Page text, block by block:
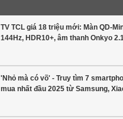
TV TCL giá 18 triệu mới: Màn QD-
144Hz, HDR10+, âm thanh Onkyo
'Nhỏ mà có võ' - Truy tìm 7
mua nhất đầu 2025 từ Samsung,